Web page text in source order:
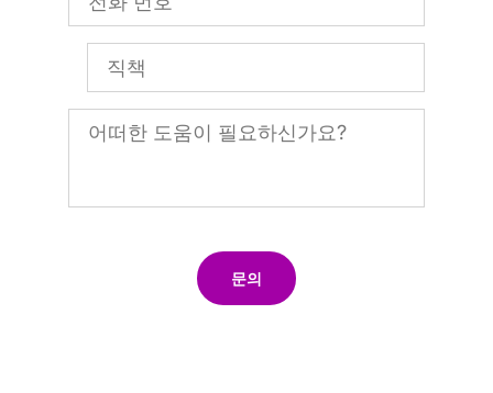
문의